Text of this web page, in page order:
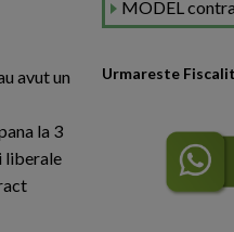
avut un
la 3
liberale
MODEL
Urmareste